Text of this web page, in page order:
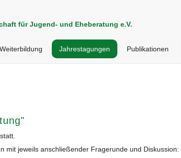
für Jugend- und Eheberatung e.V.
Jahrestagungen Publikationen
mit jeweils anschließender Fragerunde und Diskussion: